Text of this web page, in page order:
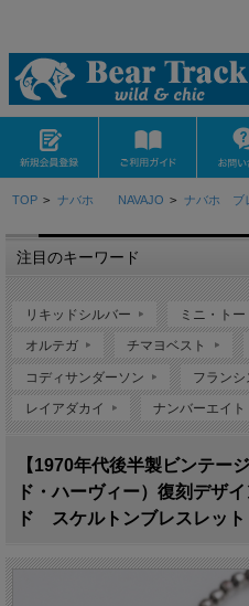
TOP > ナバホ NAVAJO > ナバホ ブ
注目のキーワード
リキッドシルバー ミニ・ト
オルテガ チマヨベスト
コディサンダーソン フラン
レイアダカイ ナンバーエイ
【1970年代後半製ビンテー
ド・ハーヴィー）復刻デザ
ド スケルトンブレスレット